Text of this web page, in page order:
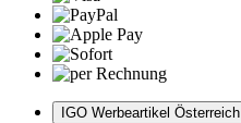
IGO Werbeartikel Österreich